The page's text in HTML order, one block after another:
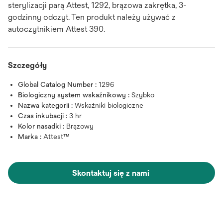
sterylizacji parą Attest, 1292, brązowa zakrętka, 3-
godzinny odczyt. Ten produkt należy używać z
autoczytnikiem Attest 390.
Szczegóły
Global Catalog Number : 1296
Biologiczny system wskaźnikowy : Szybko
Nazwa kategorii : Wskaźniki biologiczne
Czas inkubacji : 3 hr
Kolor nasadki : Brązowy
Marka : Attest™
Skontaktuj się z nami